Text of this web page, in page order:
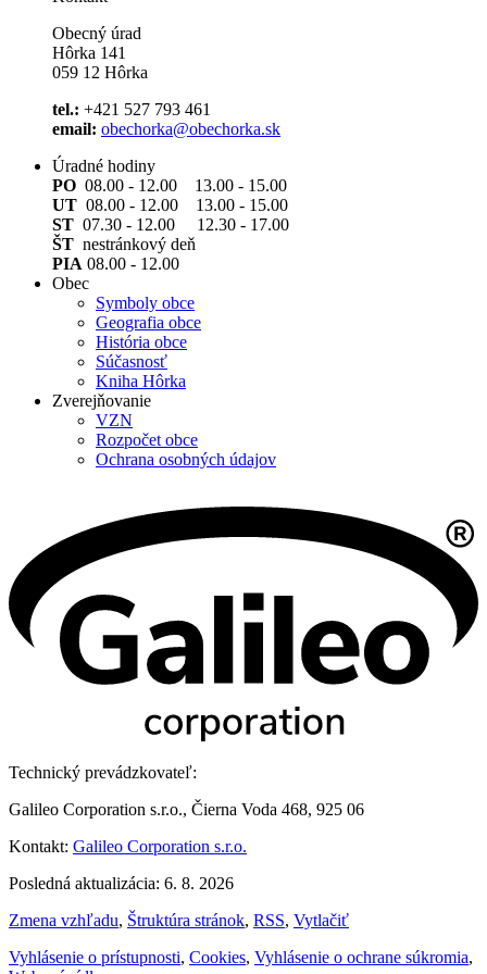
Obecný úrad
Hôrka 141
059 12 Hôrka
tel.: +421 527 793 461
email: obechorka@obechorka.sk
Úradné hodiny
PO 08.00 - 12.00 13.00 - 15.00
UT 08.00 - 12.00 13.00 - 15.00
ST 07.30 - 12.00 12.30 - 17.00
ŠT nestránkový deň
PIA 08.00 - 12.00
Obec
Symboly obce
Geografia obce
História obce
Súčasnosť
Kniha Hôrka
Zverejňovanie
VZN
Rozpočet obce
Ochrana osobných údajov
Technický prevádzkovateľ:
Galileo Corporation s.r.o., Čierna Voda 468, 925 06
Kontakt: Galileo Corporation s.r.o.
Posledná aktualizácia: 6. 8. 2026
Zmena vzhľadu, Štruktúra stránok, RSS, Vytlačiť
Vyhlásenie o prístupnosti, Cookies, Vyhlásenie o ochrane súkromia,